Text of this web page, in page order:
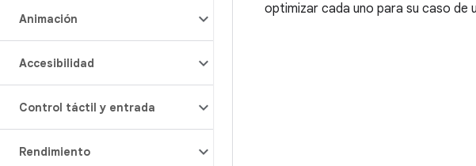
Animación
Accesibilidad
Control táctil y entrada
Rendimiento
optimizar cada uno para su caso de